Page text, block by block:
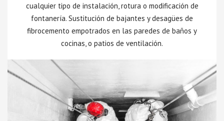
cualquier tipo de instalación, rotura o modificación de
fontanería. Sustitución de bajantes y desagües de
fibrocemento empotrados en las paredes de baños y
cocinas, o patios de ventilación.